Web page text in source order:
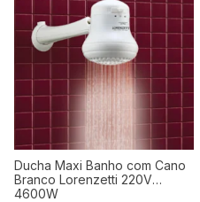
Ducha Maxi Banho com Cano
Branco Lorenzetti 220V
4600W